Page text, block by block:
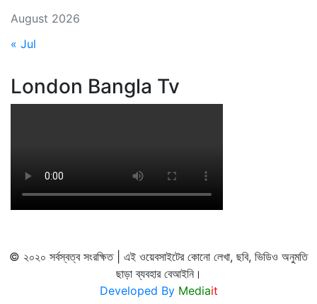
August 2026
« Jul
London Bangla Tv
© ২০২০ সর্বস্বত্ব সংরক্ষিত | এই ওয়েবসাইটের কোনো লেখা, ছবি, ভিডিও অনুমতি
ছাড়া ব্যবহার বেআইনি।
Developed By Mediait